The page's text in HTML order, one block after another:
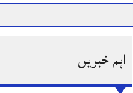
پر قربان
اہم خبریں